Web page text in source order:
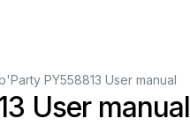
PY558813 User manual
User manual